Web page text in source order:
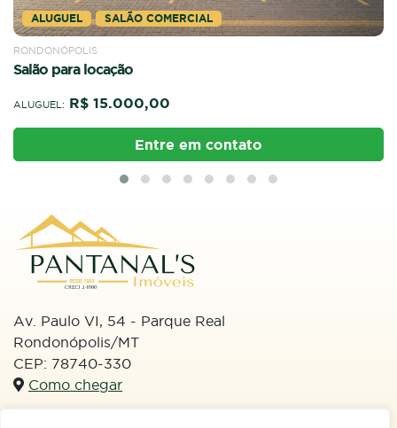
ALUGUEL SALÃO COMERCIAL
RONDONÓPOLIS / CENTRO
Entre em contato
Av. Paulo VI, 54 - Parque Real
Rondonópolis/MT
CEP: 78740-330
Como chegar